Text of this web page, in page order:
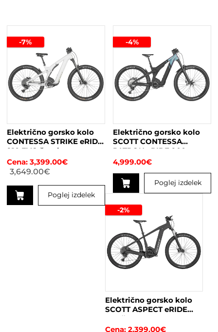
-7%
Električno gorsko kolo
CONTESSA STRIKE eRIDE
910 EVO žensko
3,399.00€
3,649.00€
Poglej izdelek
-4%
Električno gorsko kolo
SCOTT CONTESSA
PATRON eRIDE 900
žensko
4,999.00€
Poglej izdelek
izdelek
ima
različic.
Možnosti
lahko
izberete
strani
izdelka
-2%
Električno gorsko kolo
SCOTT ASPECT eRIDE
920 črna
2,399.00€